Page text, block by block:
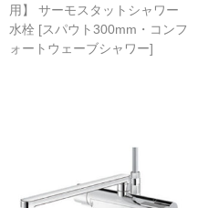
用】 サーモスタットシャワー
水栓 [スパウト300mm・コンフ
ォートウェーブシャワー]